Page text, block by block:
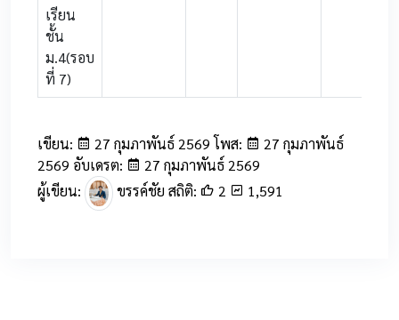
เรียน
ชั้น
ม.4(รอบ
ที่ 7)
เขียน: 27 กุมภาพันธ์ 2569 โพส:
27 กุมภาพันธ์
2569 อับเดรต:
27 กุมภาพันธ์ 2569
ผู้เขียน:
ขรรค์ชัย สถิติ: 2 1,591